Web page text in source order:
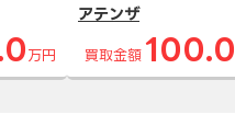
万円
アテンザ
買取金額 100.0